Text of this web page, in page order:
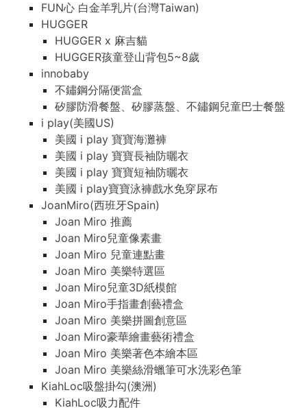
FUN心 白金羊乳片(台灣Taiwan)
HUGGER
HUGGER x 麻吉貓
HUGGER孩童登山背包5~8歲
innobaby
不鏽鋼分隔便當盒
矽膠防滑餐盤、矽膠蒸盤、不鏽鋼兒童巴士餐盤
i play(美國US)
美國 i play 寶寶海灘褲
美國 i play 寶寶長袖防曬衣
美國 i play 寶寶短袖防曬衣
美國 i play寶寶泳褲戲水免穿尿布
JoanMiro(西班牙Spain)
Joan Miro 推薦
Joan Miro兒童像素畫
Joan Miro 兒童連點畫
Joan Miro 美樂特選區
Joan Miro兒童3D紙模館
Joan Miro手指畫創藝禮盒
Joan Miro 美樂拼圖創意區
Joan Miro豪華繪畫藝術禮盒
Joan Miro 美樂著色本繪本區
Joan Miro 美樂絲滑蠟筆可水洗彩色筆
KiahLoc吸盤掛勾(澳洲)
KiahLoc吸力配件